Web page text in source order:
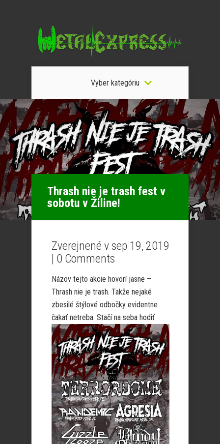
Vyber kategóriu
Thrash nie je trash fest v
sobotu v Žiline!
Zverejnené v sep 19, 2019
| 0 Comments
Názov tejto akcie hovorí jasne –
Thrash nie je trash. Takže nejaké
zbesilé štýlové odbočky evidentne
čakať netreba. Stačí na seba hodiť